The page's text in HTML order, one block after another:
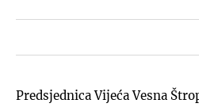
Predsjednica Vijeća Vesna